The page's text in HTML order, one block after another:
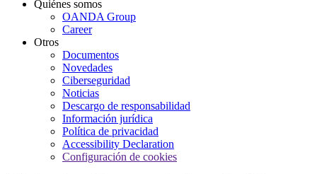
Quiénes somos
OANDA Group
Career
Otros
Documentos
Novedades
Ciberseguridad
Noticias
Descargo de responsabilidad
Información jurídica
Política de privacidad
Accessibility Declaration
Configuración de cookies